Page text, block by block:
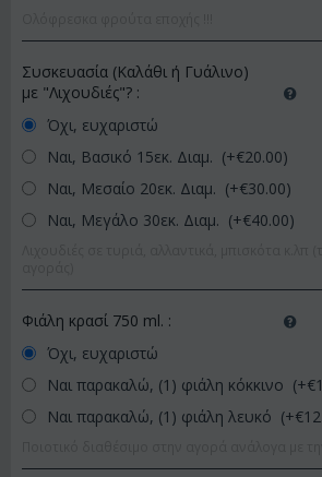
Συσκευασία (Καλάθι ή Γυάλινο)
με "Λιχουδιές"? :
Όχι, ευχαριστώ
Ναι, Βασικό 15εκ. Διαμ. (+€20.00)
Ναι, Μεσαίο 20εκ. Διαμ. (+€30.00)
Ναι, Μεγάλο 30εκ. Διαμ. (+€40.00)
Φιάλη κρασί 750 ml. :
Όχι, ευχαριστώ
Ναι παρακαλώ, (1) φιάλη κόκκινο (+€
Ναι παρακαλώ, (1) φιάλη λευκό (+€